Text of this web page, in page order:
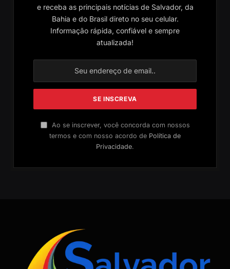
e receba as principais notícias de Salvador, da
Bahia e do Brasil direto no seu celular.
Informação rápida, confiável e sempre
atualizada!
Ao se inscrever, você concorda com nossos
termos e com nosso acordo de Política de
Privacidade.